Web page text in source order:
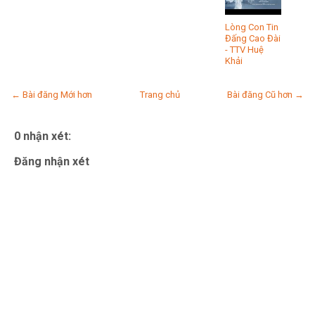
Lòng Con Tin
Đấng Cao Đài
- TTV Huệ
Khải
← Bài đăng Mới hơn Bài đăng Cũ hơn →
Trang chủ
0 nhận xét:
Đăng nhận xét